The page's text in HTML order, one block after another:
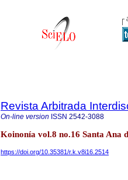
Revista Arbitrada
On-line version ISSN 2542-3088
Koinonía vol.8 no.16 Santa Ana
https://doi.org/10.35381/r.k.v8i16.2514